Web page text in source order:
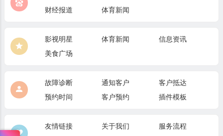
财经报道
体育新闻
影视明星 体育新闻
信息资讯
美食广场
故障诊断 通知客户
客户抵达
预约时间
客户预约 插件模板
友情链接 关于我们
服务流程